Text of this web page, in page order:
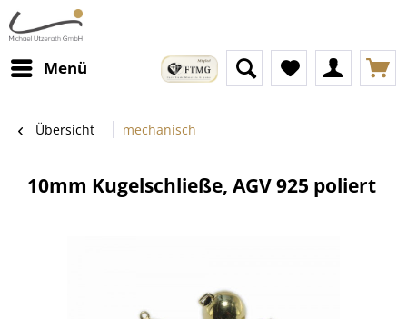
Menü
Übersicht mechanisch
10mm Kugelschließe, AGV 925 poliert